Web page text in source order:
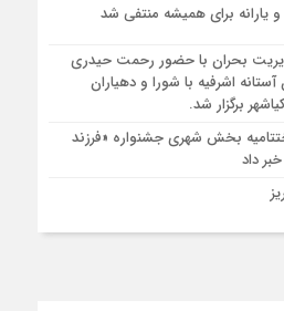
پیکر مطهر آقای شهید ایران – مشهد
شهید ایران – مشهد
در میدان ثورهالعشرین نجف
یارانه برای همیشه منتفی شد
بحران با حضور رحمت حیدری
آستانه اشرفیه با شورا و دهیاران
برگزار شد.
بخش شهری جشنواره «فرزند
داد